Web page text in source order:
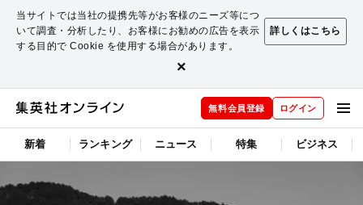
当サイトでは当社の提携先等がお客様のニーズ等につ
いて調査・分析したり、お客様にお勧めの広告を表示
する目的で Cookie を使用する場合があります。
詳しくはこちら
×
無料会員登録 ログイン
新着 ランキング ニュース 特集 ビジネス